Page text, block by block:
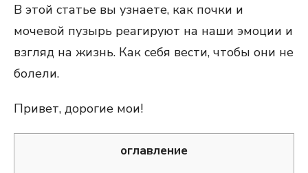
В этой статье вы узнаете, как почки и
мочевой пузырь реагируют на наши эмоции и
взгляд на жизнь. Как себя вести, чтобы они не
болели.
Привет, дорогие мои!
оглавление